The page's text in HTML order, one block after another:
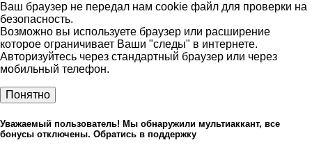
Ваш браузер не передал нам cookie файл для проверки на
безопасность.
Возможно вы используете браузер или расширение
которое ограничивает Ваши "следы" в интернете.
Авторизуйтесь через стандартный браузер или через
мобильный телефон.
Понятно
Уважаемый пользователь! Мы обнаружили мультиаккант, все
бонусы отключены. Обратись в поддержку